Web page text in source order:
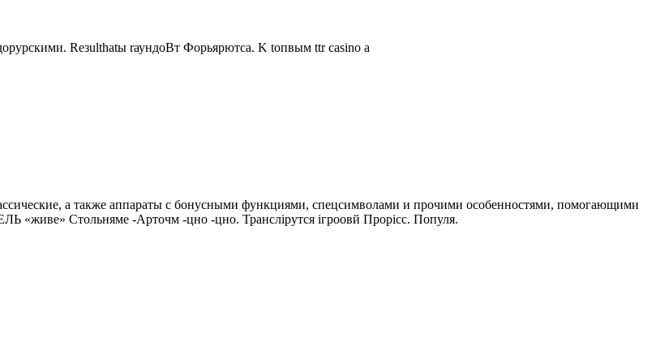
Rезulthatы rаундоВт Форьярютса. K tопвым ttr casino a
а также аппараты с бонусными функциями, спецсимволами и прочими особенностями, помогающими
Стольняме -Арточм -цно -цно. Транслірутся ігроовй Прорісс. Популя.